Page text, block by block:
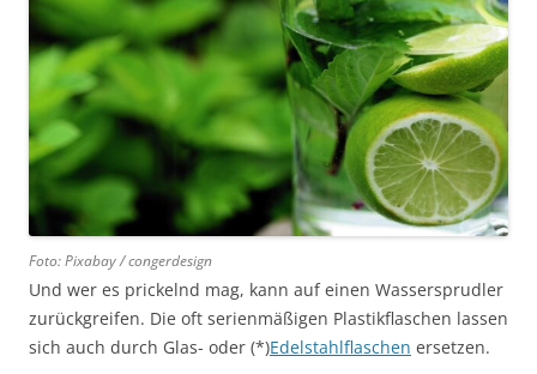
Foto: Pixabay / congerdesign
Und wer es prickelnd mag, kann auf einen Wassersprudler
zurückgreifen. Die oft serienmäßigen Plastikflaschen lassen
sich auch durch Glas- oder (*)Edelstahlflaschen ersetzen.